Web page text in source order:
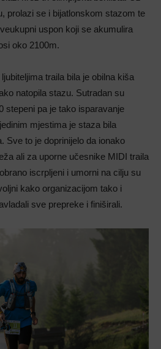
prolazi se i bijatlonskom stazom te
uspon koji se akumulira
oko 2100m.
traila bila je obilna kiša
natopila stazu. Sutradan su
stepeni pa je tako isparavanje
mjestima je staza bila
Sve to je doprinijelo da ionako
ali za uporne učesnike MIDI traila
iscrpljeni i umorni na cilju su
kako organizacijom tako i
sve prepreke i finiširali.